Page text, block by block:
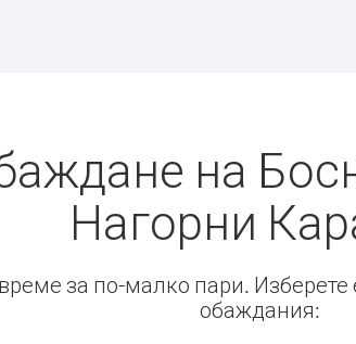
на
Нагорни
за по-малко пари.
обаждания: